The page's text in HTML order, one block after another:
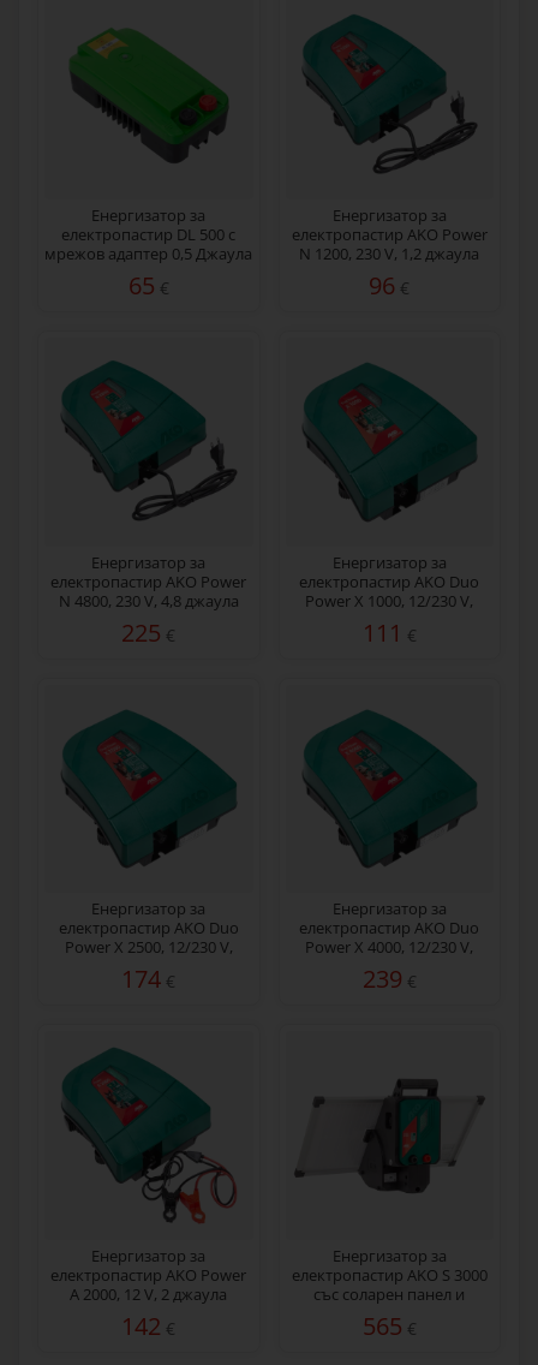
Енергизатор за
електропастир DL 500 с
мрежов адаптер 0,5 Джаула
65 €
Енергизатор за
електропастир AKO Power
N 1200, 230 V, 1,2 джаула
96 €
Енергизатор за
електропастир AKO Power
N 4800, 230 V, 4,8 джаула
225 €
Енергизатор за
електропастир AKO Duo
Power X 1000, 12/230 V,
111 €
Енергизатор за
електропастир AKO Duo
Power X 2500, 12/230 V,
2,5 джаула
174 €
Енергизатор за
електропастир AKO Duo
Power X 4000, 12/230 V,
4 джаула
239 €
Енергизатор за
електропастир AKO Power
А 2000, 12 V, 2 джаула
142 €
Енергизатор за
електропастир AKO S 3000
със соларен панел и
565 €